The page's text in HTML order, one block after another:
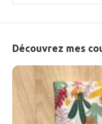
Découvrez mes